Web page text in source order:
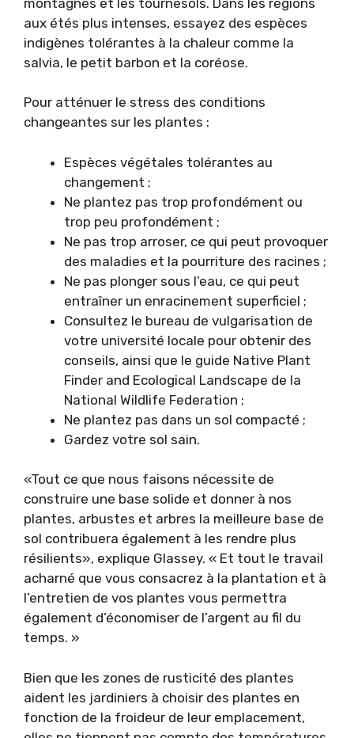
aux étés plus intenses, essayez des espèces
indigènes tolérantes à la chaleur comme la
salvia, le petit barbon et la coréose.
Pour atténuer le stress des conditions
changeantes sur les plantes :
Espèces végétales tolérantes au
changement ;
Ne plantez pas trop profondément ou
trop peu profondément ;
Ne pas trop arroser, ce qui peut provoquer
des maladies et la pourriture des racines ;
Ne pas plonger sous l’eau, ce qui peut
entraîner un enracinement superficiel ;
Consultez le bureau de vulgarisation de
votre université locale pour obtenir des
conseils, ainsi que le guide Native Plant
Finder and Ecological Landscape de la
National Wildlife Federation ;
Ne plantez pas dans un sol compacté ;
Gardez votre sol sain.
«Tout ce que nous faisons nécessite de
construire une base solide et donner à nos
plantes, arbustes et arbres la meilleure base de
sol contribuera également à les rendre plus
résilients», explique Glassey. « Et tout le travail
acharné que vous consacrez à la plantation et à
l’entretien de vos plantes vous permettra
également d’économiser de l’argent au fil du
temps. »
Bien que les zones de rusticité des plantes
aident les jardiniers à choisir des plantes en
fonction de la froideur de leur emplacement,